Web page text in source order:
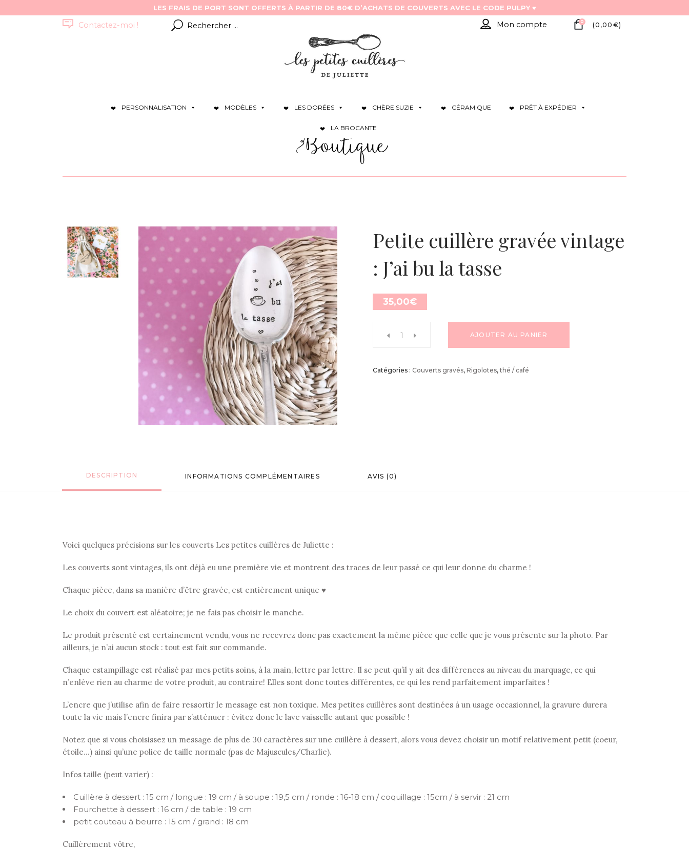
Contactez-moi !
Résultats
pour
Mon compte 0 (0,00 €)
PERSONNALISATION MODÈLES LES DORÉES CHÈRE SUZIE CÉRAMIQUE PRÊT À EXPÉDIER
LA BROCANTE
Boutique
Petite cuillère gravée vintage
: J’ai bu la tasse
35,00€
AJOUTER AU PANIER
Catégories : Couverts gravés, Rigolotes,thé / café
DESCRIPTION INFORMATIONS COMPLÉMENTAIRES AVIS (0)
Voici quelques précisions sur les couverts Les petites cuillères de Juliette :
Les couverts sont vintages, ils ont déjà eu une première vie et montrent des traces de leur passé ce qui leur donne du charme !
Chaque pièce, dans sa manière d’être gravée, est entièrement unique ♥
Le choix du couvert est aléatoire; je ne fais pas choisir le manche.
Le produit présenté est certainement vendu, vous ne recevrez donc pas exactement la même pièce que celle que je vous présente sur la photo. Par
ailleurs, je n’ai aucun stock : tout est fait sur commande.
Chaque estampillage est réalisé par mes petits soins, à la main, lettre par lettre. Il se peut qu’il y ait des différences au niveau du marquage, ce qui
n’enlève rien au charme de votre produit, au contraire! Elles sont donc toutes différentes, ce qui les rend parfaitement imparfaites !
L’encre que j’utilise afin de faire ressortir le message est non toxique. Mes petites cuillères sont destinées à un usage occasionnel, la gravure durera
toute la vie mais l’encre finira par s’atténuer : évitez donc le lave vaisselle autant que possible !
Notez que si vous choisissez un message de plus de 30 caractères sur une cuillère à dessert, alors vous devez choisir un motif relativement petit (coeur,
étoile…) ainsi qu’une police de taille normale (pas de Majuscules/Charlie).
Infos taille (peut varier) :
Cuillère à dessert : 15 cm / longue : 19 cm / à soupe : 19,5 cm / ronde : 16-18 cm / coquillage : 15cm / à servir : 21 cm
Fourchette à dessert : 16 cm / de table : 19 cm
petit couteau à beurre : 15 cm / grand : 18 cm
Cuillèrement vôtre,